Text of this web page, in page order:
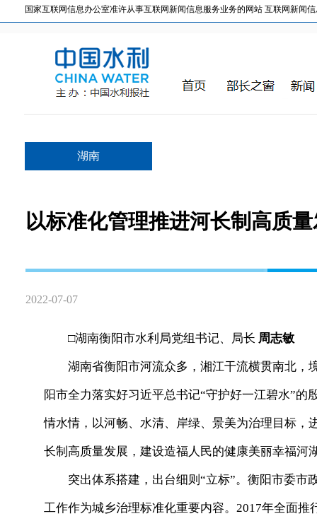
国家互联网信息办公室准许从事互联网新闻信息服务业务的网站 互联网新闻信
湖南
以标准化管理推进河长制高质
2022-07-07
□湖南衡阳市水利局党组书记、局长 周志敏
湖南省衡阳市河流众多，湘江干流横贯南北，
阳市全力落实好习近平总书记“守护好一江碧水”
情水情，以河畅、水清、岸绿、景美为治理目标
长制高质量发展，建设造福人民的健康美丽幸福河
突出体系搭建，出台细则“立标”。衡阳市委市
工作作为城乡治理标准化重要内容。2017年全面